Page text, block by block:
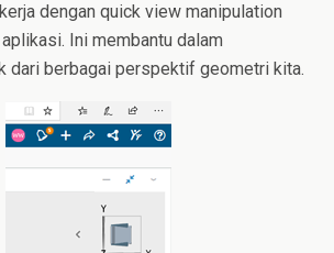
dengan quick view manipulation
Ini membantu dalam
dari berbagai perspektif geometri kita.